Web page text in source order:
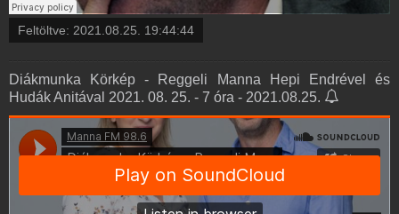
Feltöltve: 2021.08.25. 19:44:44
Diákmunka Körkép - Reggeli Manna Hepi Endrével és
Hudák Anitával 2021. 08. 25. - 7 óra - 2021.08.25.